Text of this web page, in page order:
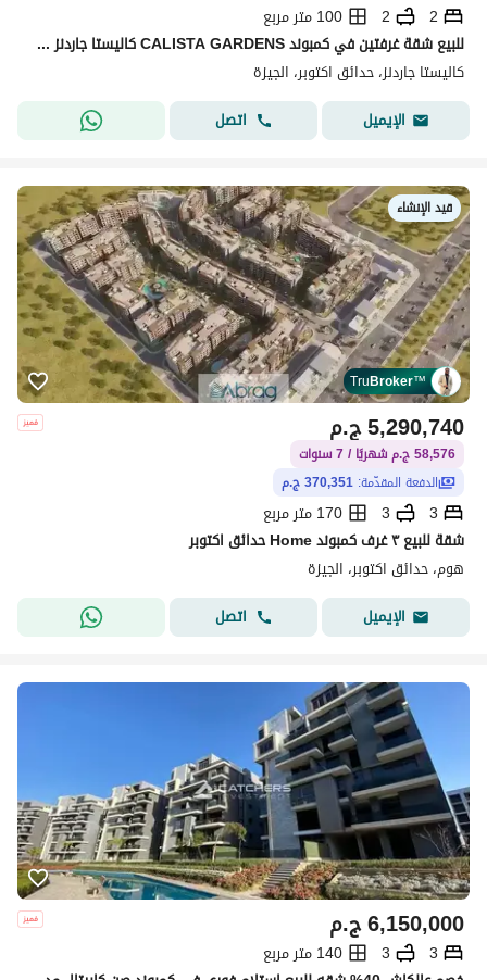
2
2
100 متر مربع
للبيع شقة غرفتين في كمبوند CALISTA GARDENS كاليستا جاردنز حدائق أكتوبر سعر اللونش +خصم اللونش
كاليستا جاردنز، حدائق اكتوبر، الجيزة
الإيميل
اتصل
قيد الإنشاء
TruBroker™
ج.م5,290,740
58,576 ج.م شهريًا / 7 سنوات
الدفعة المقدّمة: 370,351 ج.م
3
3
170 متر مربع
شقة للبيع ٣ غرف كمبوند Home حدائق اكتوبر
هوم، حدائق اكتوبر، الجيزة
الإيميل
اتصل
ج.م6,150,000
3
3
140 متر مربع